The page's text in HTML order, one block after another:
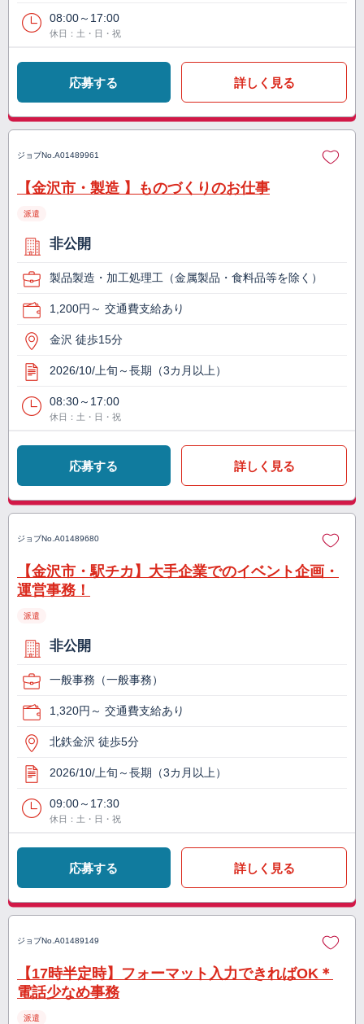
08:00～17:00
休日：土・日・祝
応募する 詳しく見る
ジョブNo. A01489961
【金沢市・製造 】ものづくりのお仕事
派遣
非公開
製品製造・加工処理工（金属製品・食料品等を除く）
1,200円～ 交通費支給あり
金沢 徒歩15分
2026/10/上旬～長期（3カ月以上）
08:30～17:00
休日：土・日・祝
応募する 詳しく見る
ジョブNo. A01489680
【金沢市・駅チカ】大手企業でのイベント企画・
運営事務！
派遣
非公開
一般事務（一般事務）
1,320円～ 交通費支給あり
北鉄金沢 徒歩5分
2026/10/上旬～長期（3カ月以上）
09:00～17:30
休日：土・日・祝
応募する 詳しく見る
ジョブNo. A01489149
【17時半定時】フォーマット入力できればOK＊
電話少なめ事務
派遣